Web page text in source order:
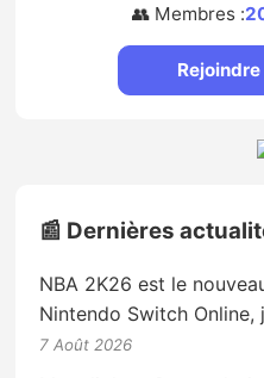
👥 Membres :
📰 Dernières
NBA 2K26 est le
Nintendo Switch Online,
7 Août 2026